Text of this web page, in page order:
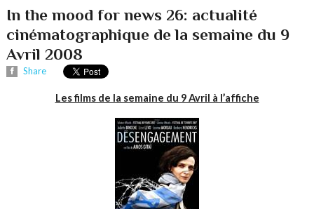
In the mood for news 26: actualité
cinématographique de la semaine du 9
Avril 2008
Share
Les films de la semaine du 9 Avril à l’affiche